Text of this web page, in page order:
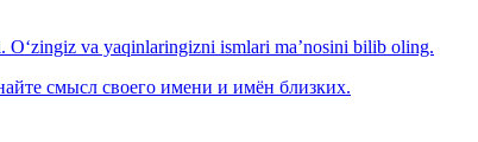
O‘zingiz va yaqinlaringizni ismlari ma’nosini bilib oling.
смысл своего имени и имён близких.